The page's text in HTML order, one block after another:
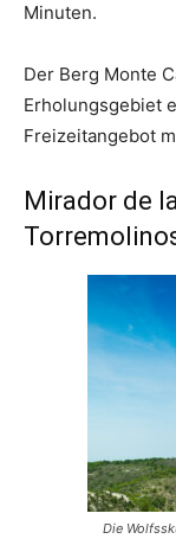
Minuten.
Der Berg Monte
Erholungsgebiet
Freizeitangebot
Mirador de
Die